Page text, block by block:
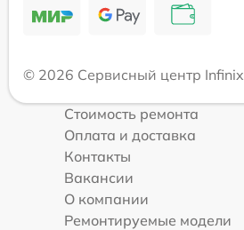
© 2026 Сервисный центр Infinix
Стоимость ремонта
Оплата и доставка
Контакты
Вакансии
О компании
Ремонтируемые модели